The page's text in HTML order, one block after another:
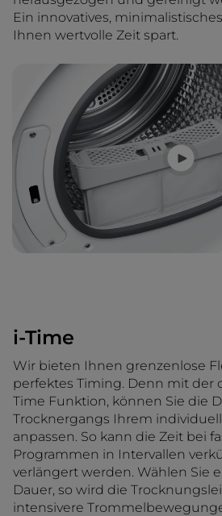
Ein innovatives,
Ihnen wertvolle Zeit spart.
i-Time
Wir bieten Ihnen grenzenlose
perfektes Timing. Denn mit der
Time Funktion, können Sie die
Trocknergangs Ihrem
anpassen. So kann die Zeit bei
Programmen in Intervallen
verlängert werden. Wählen Sie
Dauer, so wird die
intensivere